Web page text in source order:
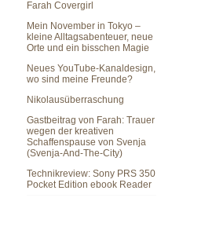
Farah Covergirl
Mein November in Tokyo –
kleine Alltagsabenteuer, neue
Orte und ein bisschen Magie
Neues YouTube-Kanaldesign,
wo sind meine Freunde?
Nikolausüberraschung
Gastbeitrag von Farah: Trauer
wegen der kreativen
Schaffenspause von Svenja
(Svenja-And-The-City)
Technikreview: Sony PRS 350
Pocket Edition ebook Reader